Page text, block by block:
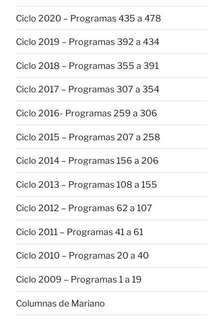
Ciclo 2020 – Programas 435 a 478
Ciclo 2019 – Programas 392 a 434
Ciclo 2018 – Programas 355 a 391
Ciclo 2017 – Programas 307 a 354
Ciclo 2016- Programas 259 a 306
Ciclo 2015 – Programas 207 a 258
Ciclo 2014 – Programas 156 a 206
Ciclo 2013 – Programas 108 a 155
Ciclo 2012 – Programas 62 a 107
Ciclo 2011 – Programas 41 a 61
Ciclo 2010 – Programas 20 a 40
Ciclo 2009 – Programas 1 a 19
Columnas de Mariano